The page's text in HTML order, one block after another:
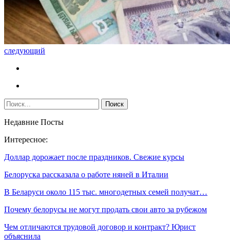
следующий
Недавние Посты
Интересное:
Доллар дорожает после праздников. Свежие курсы
Белоруска рассказала о работе няней в Италии
В Беларуси около 115 тыс. многодетных семей получат…
Почему белорусы не могут продать свои авто за рубежом
Чем отличаются трудовой договор и контракт? Юрист
объяснила